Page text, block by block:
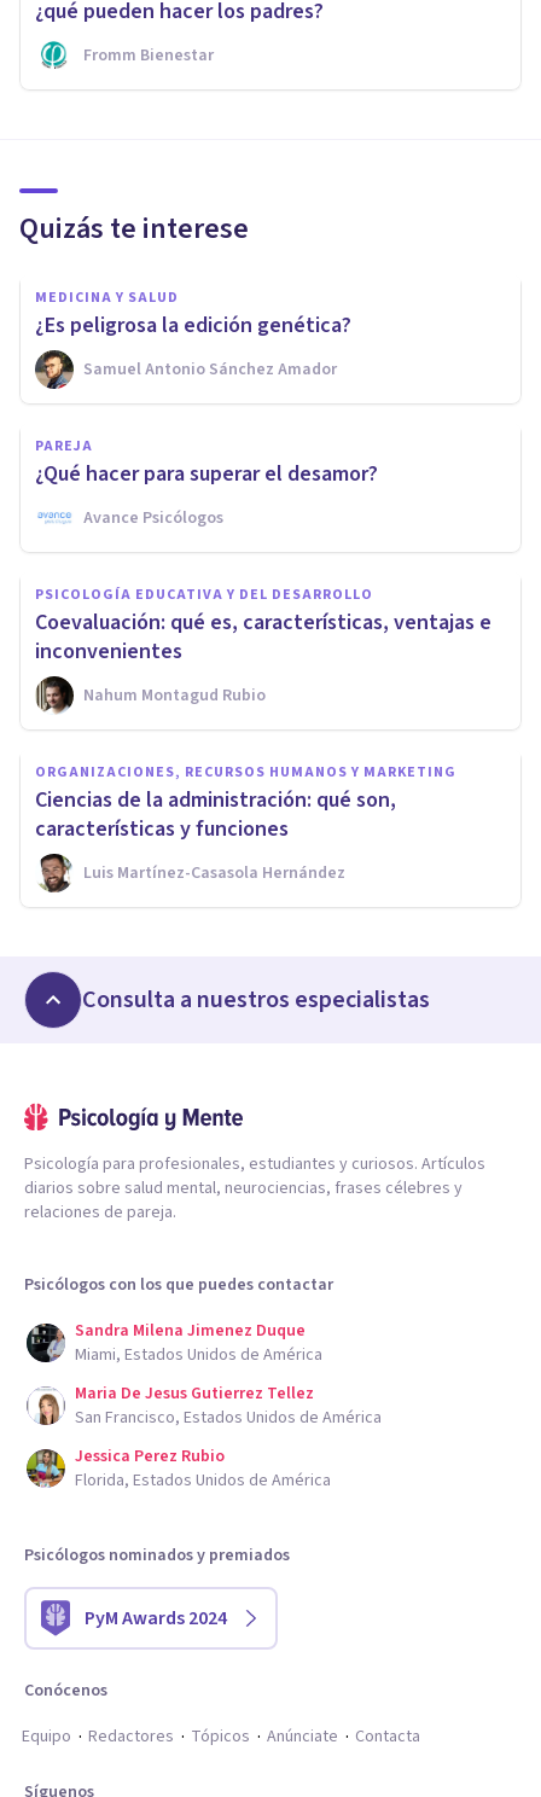
¿qué pueden hacer los padres?
Fromm Bienestar
Quizás te interese
MEDICINA Y SALUD
¿Es peligrosa la edición genética?
Samuel Antonio Sánchez Amador
PAREJA
¿Qué hacer para superar el desamor?
Avance Psicólogos
PSICOLOGÍA EDUCATIVA Y DEL DESARROLLO
Coevaluación: qué es, características, ventajas e
inconvenientes
Nahum Montagud Rubio
ORGANIZACIONES, RECURSOS HUMANOS Y MARKETING
Ciencias de la administración: qué son,
características y funciones
Luis Martínez-Casasola Hernández
Consulta a nuestros especialistas
Psicología para profesionales, estudiantes y curiosos. Artículos
diarios sobre salud mental, neurociencias, frases célebres y
relaciones de pareja.
Psicólogos con los que puedes contactar
Sandra Milena Jimenez Duque
Miami, Estados Unidos de América
Maria De Jesus Gutierrez Tellez
San Francisco, Estados Unidos de América
Jessica Perez Rubio
Florida, Estados Unidos de América
Psicólogos nominados y premiados
PyM Awards 2024
Conócenos
Equipo
Redactores Tópicos Anúnciate Contacta